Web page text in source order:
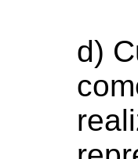
d)